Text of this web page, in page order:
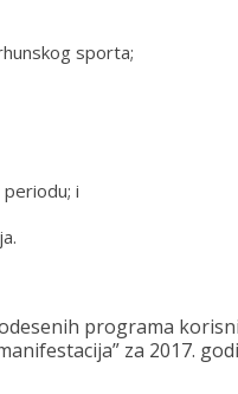
sporta;
i
programa
za 2017.